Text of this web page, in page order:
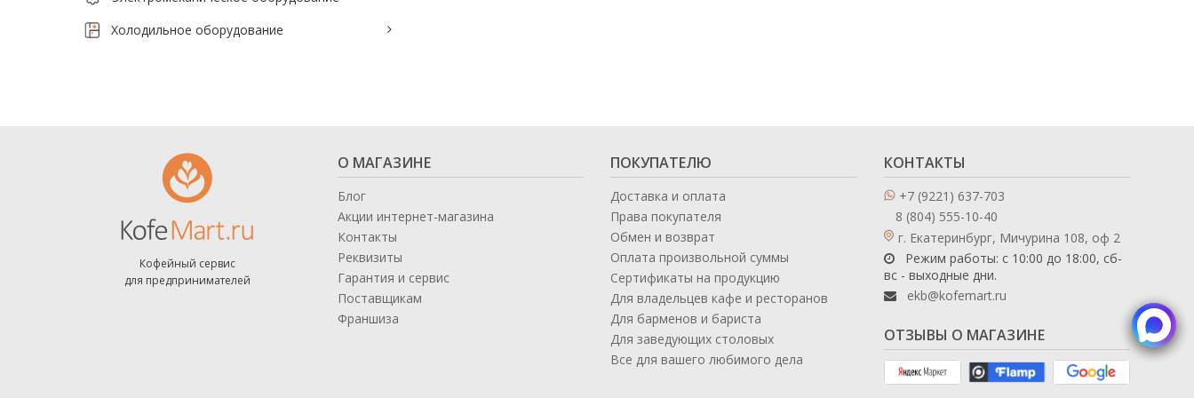
Тепловое оборудование для кафе
Электромеханическое оборудование
Холодильное оборудование
Кофейный сервис
для предпринимателей
О МАГАЗИНЕ
Блог
Акции интернет-магазина
Контакты
Реквизиты
Гарантия и сервис
Поставщикам
Франшиза
ПОКУПАТЕЛЮ
Доставка и оплата
Права покупателя
Обмен и возврат
Оплата произвольной суммы
Сертификаты на продукцию
Для владельцев кафе и ресторанов
Для барменов и бариста
Для заведующих столовых
Все для вашего любимого дела
КОНТАКТЫ
+7 (9221) 637-703
8 (804) 555-10-40
г. Екатеринбург, Мичурина 108, оф 2
Режим работы: с 10:00 до 18:00, сб-
вс - выходные дни.
ekb@kofemart.ru
ОТЗЫВЫ О МАГАЗИНЕ